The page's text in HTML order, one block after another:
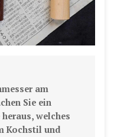
am
Sie ein
welches
Kochstil und